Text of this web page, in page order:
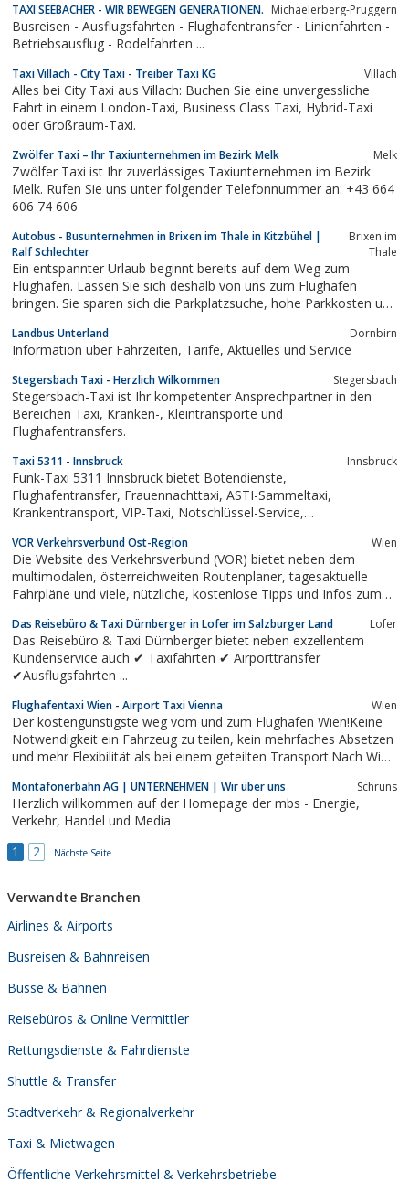
TAXI SEEBACHER - WIR BEWEGEN GENERATIONEN. Michaelerberg-Pruggern
Busreisen - Ausflugsfahrten - Flughafentransfer - Linienfahrten -
Betriebsausflug - Rodelfahrten ...
Taxi Villach - City Taxi - Treiber Taxi KG Villach
Alles bei City Taxi aus Villach: Buchen Sie eine unvergessliche
Fahrt in einem London-Taxi, Business Class Taxi, Hybrid-Taxi
oder Großraum-Taxi.
Zwölfer Taxi – Ihr Taxiunternehmen im Bezirk Melk Melk
Zwölfer Taxi ist Ihr zuverlässiges Taxiunternehmen im Bezirk
Melk. Rufen Sie uns unter folgender Telefonnummer an: +43 664
606 74 606
Autobus - Busunternehmen in Brixen im Thale in Kitzbühel |
Ralf Schlechter
Brixen im
Thale
Ein entspannter Urlaub beginnt bereits auf dem Weg zum
Flughafen. Lassen Sie sich deshalb von uns zum Flughafen
bringen. Sie sparen sich die Parkplatzsuche, hohe Parkkosten und
Gate. Nach Ihrem Urlaub bringen wir Sie vom Flughafen wieder
sicher nach Hause
Landbus Unterland Dornbirn
Information über Fahrzeiten, Tarife, Aktuelles und Service
Stegersbach Taxi - Herzlich Wilkommen Stegersbach
Stegersbach-Taxi ist Ihr kompetenter Ansprechpartner in den
Bereichen Taxi, Kranken-, Kleintransporte und
Flughafentransfers.
Taxi 5311 - Innsbruck Innsbruck
Funk-Taxi 5311 Innsbruck bietet Botendienste,
Flughafentransfer, Frauennachttaxi, ASTI-Sammeltaxi,
Krankentransport, VIP-Taxi, Notschlüssel-Service,
VOR Verkehrsverbund Ost-Region Wien
Die Website des Verkehrsverbund (VOR) bietet neben dem
multimodalen, österreichweiten Routenplaner, tagesaktuelle
Fahrpläne und viele, nützliche, kostenlose Tipps und Infos zum
Das Reisebüro & Taxi Dürnberger in Lofer im Salzburger Land Lofer
Das Reisebüro & Taxi Dürnberger bietet neben exzellentem
Kundenservice auch ✔ Taxifahrten ✔ Airporttransfer
✔Ausflugsfahrten ...
Flughafentaxi Wien - Airport Taxi Vienna Wien
Der kostengünstigste weg vom und zum Flughafen Wien!Keine
Notwendigkeit ein Fahrzeug zu teilen, kein mehrfaches Absetzen
und mehr Flexibilität als bei einem geteilten Transport.Nach Wien
und sichern Sie sich selbst eine Reise ohne StressWir sind
spezialisiert...
Montafonerbahn AG | UNTERNEHMEN | Wir über uns Schruns
Herzlich willkommen auf der Homepage der mbs - Energie,
Verkehr, Handel und Media
1
2 Nächste Seite
Verwandte Branchen
Airlines & Airports
Busreisen & Bahnreisen
Busse & Bahnen
Reisebüros & Online Vermittler
Rettungsdienste & Fahrdienste
Shuttle & Transfer
Stadtverkehr & Regionalverkehr
Taxi & Mietwagen
Öffentliche Verkehrsmittel & Verkehrsbetriebe